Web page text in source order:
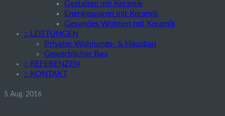
Gestalten mit Keramik
Energiesparen mit Keramik
Gesundes Wohnen mit Keramik
:: LEISTUNGEN
Privater Wohnungs- & Hausbau
Gewerblicher Bau
:: REFERENZEN
:: KONTAKT
5 Aug. 2016